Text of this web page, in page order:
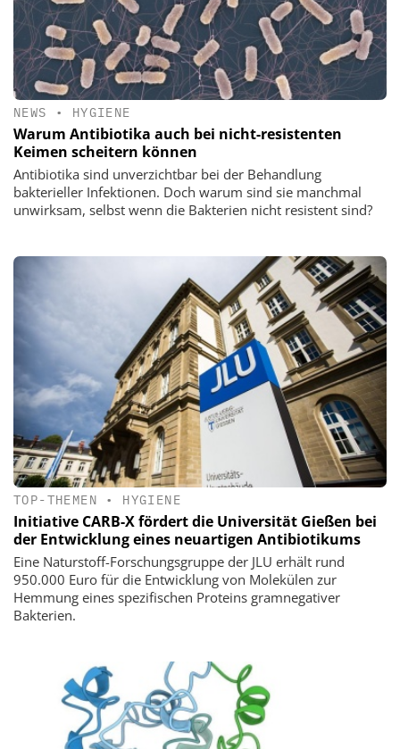
NEWS • HYGIENE
Warum Antibiotika auch bei nicht-resistenten
Keimen scheitern können
Antibiotika sind unverzichtbar bei der Behandlung
bakterieller Infektionen. Doch warum sind sie manchmal
unwirksam, selbst wenn die Bakterien nicht resistent sind?
TOP-THEMEN • HYGIENE
Initiative CARB-X fördert die Universität Gießen bei
der Entwicklung eines neuartigen Antibiotikums
Eine Naturstoff-Forschungsgruppe der JLU erhält rund
950.000 Euro für die Entwicklung von Molekülen zur
Hemmung eines spezifischen Proteins gramnegativer
Bakterien.